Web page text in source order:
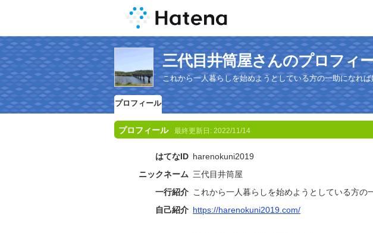
三代目井筒屋さんのプロフィ
これから一人暮らしを始めようとしている方の一助になれ
プロフィール
プロフィール 最終更新日: 2022/11/14
はてなID harenokuni2019
ニックネーム 三代目井筒屋
一行紹介 これから一人暮らしを始めようとしている方の
自己紹介 https://harenokuni2019.com/